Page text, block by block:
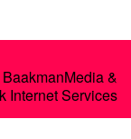
BaakmanMedia&
Internet Services